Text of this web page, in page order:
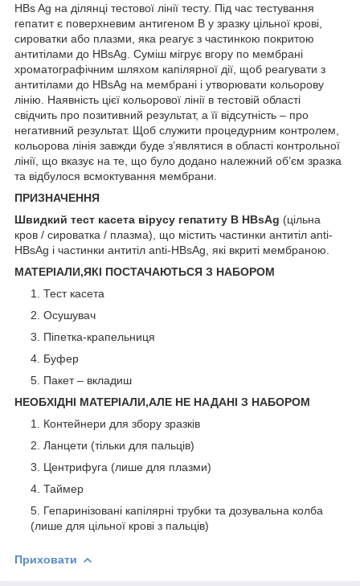
HBs Ag на ділянці тестової лінії тесту. Під час тестування
гепатит є поверхневим антигеном В у зразку цільної крові,
сироватки або плазми, яка реагує з частинкою покритою
антитілами до HBsAg. Суміш мігрує вгору по мембрані
хроматографічним шляхом капілярної дії, щоб реагувати з
антитілами до HBsAg на мембрані і утворювати кольорову
лінію. Наявність цієї кольорової лінії в тестовій області
свідчить про позитивний результат, а її відсутність – про
негативний результат. Щоб служити процедурним контролем,
кольорова лінія завжди буде з’являтися в області контрольної
лінії, що вказує на те, що було додано належний об’єм зразка
та відбулося всмоктування мембрани.
ПРИЗНАЧЕННЯ
Швидкий тест касета вірусу гепатиту В НВsАg (цільна
кров / сироватка / плазма), що містить частинки антитіл anti-
HBsAg і частинки антитіл anti-HBsAg, які вкриті мембраною.
МАТЕРІАЛИ,ЯКІ ПОСТАЧАЮТЬСЯ З НАБОРОМ
Тест касета
Осушувач
Піпетка-крапельниця
Буфер
Пакет – вкладиш
НЕОБХІДНІ МАТЕРІАЛИ,АЛЕ НЕ НАДАНІ З НАБОРОМ
Контейнери для збору зразків
Ланцети (тільки для пальців)
Центрифуга (лише для плазми)
Таймер
Гепаринізовані капілярні трубки та дозувальна колба
(лише для цільної крові з пальців)
Приховати